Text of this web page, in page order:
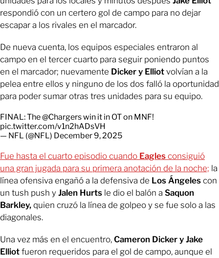
respondió con un certero gol de campo para no dejar
escapar a los rivales en el marcador.
De nueva cuenta, los equipos especiales entraron al
campo en el tercer cuarto para seguir poniendo puntos
en el marcador; nuevamente Dicker y Elliot volvían a la
pelea entre ellos y ninguno de los dos falló la oportunidad
para poder sumar otras tres unidades para su equipo.
FINAL: The@Chargerswin it in OT on MNF!
pic.twitter.com/v1n2hADsVH
— NFL (@NFL) December 9, 2025
Fue hasta el cuarto episodio cuando Eagles consiguió
una gran jugada para su primera anotación de la noche; la
línea ofensiva engañó a la defensiva de Los Ángeles con
un tush push y Jalen Hurts le dio el balón a Saquon
Barkley, quien cruzó la línea de golpeo y se fue solo a las
diagonales.
Una vez más en el encuentro, Cameron Dicker y Jake
Elliot fueron requeridos para el gol de campo, aunque el